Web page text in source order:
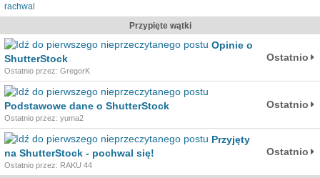
rachwal
Przypięte wątki
Opinie o
ShutterStock
Ostatnio przez: GregorK
Ostatnio
Podstawowe dane o ShutterStock
Ostatnio przez: yuma2
Ostatnio
Przyjęty
na ShutterStock - pochwal się!
Ostatnio przez: RAKU 44
Ostatnio